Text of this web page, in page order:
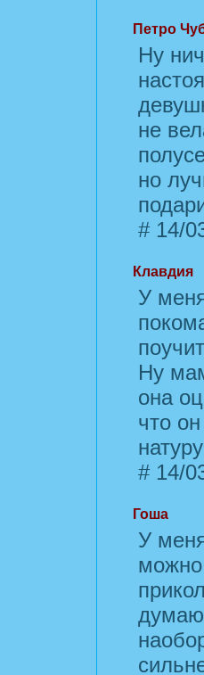
Петро
Ну
не
но
#14/
Клавдия
У
Ну
она
что
#14/
Гоша
У
можно
думаю